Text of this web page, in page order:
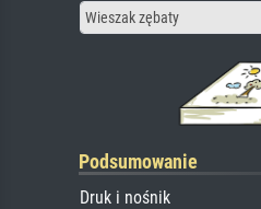
Wieszak zębaty
Podsumowanie
Druk i nośnik